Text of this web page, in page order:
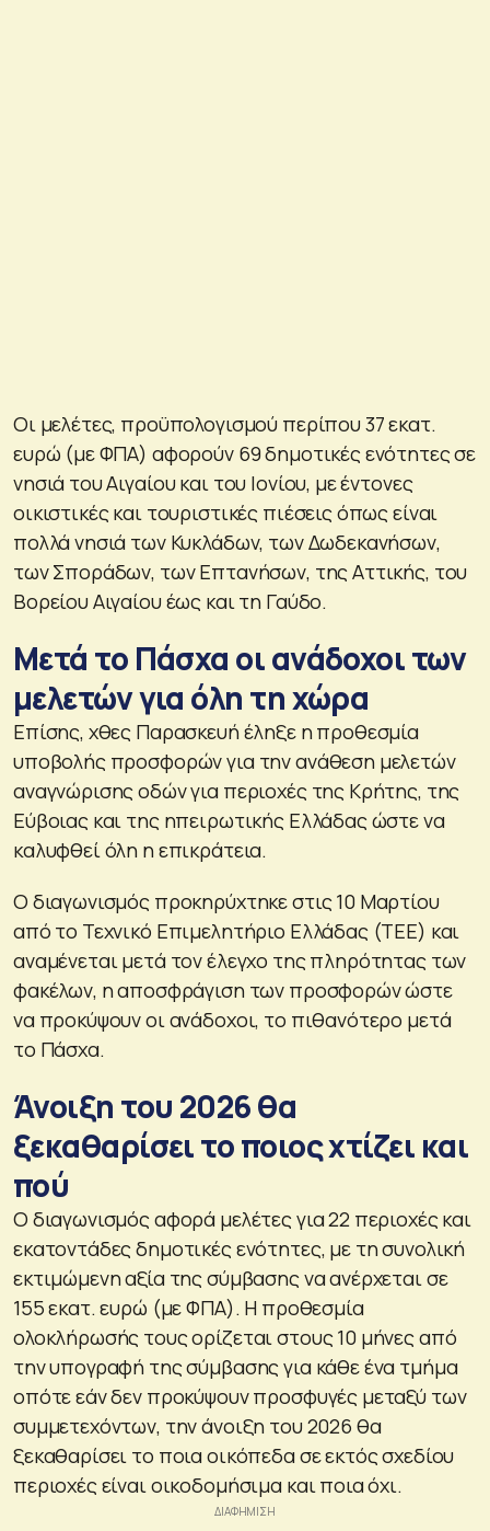
Οι μελέτες, προϋπολογισμού περίπου 37 εκατ.
ευρώ (με ΦΠΑ) αφορούν 69 δημοτικές ενότητες σε
νησιά του Αιγαίου και του Ιονίου, με έντονες
οικιστικές και τουριστικές πιέσεις όπως είναι
πολλά νησιά των Κυκλάδων, των Δωδεκανήσων,
των Σποράδων, των Επτανήσων, της Αττικής, του
Βορείου Αιγαίου έως και τη Γαύδο.
Μετά το Πάσχα οι ανάδοχοι των
μελετών για όλη τη χώρα
Επίσης, χθες Παρασκευή έληξε η προθεσμία
υποβολής προσφορών για την ανάθεση μελετών
αναγνώρισης οδών για περιοχές της Κρήτης, της
Εύβοιας και της ηπειρωτικής Ελλάδας ώστε να
καλυφθεί όλη η επικράτεια.
Ο διαγωνισμός προκηρύχτηκε στις 10 Μαρτίου
από το Τεχνικό Επιμελητήριο Ελλάδας (ΤΕΕ) και
αναμένεται μετά τον έλεγχο της πληρότητας των
φακέλων, η αποσφράγιση των προσφορών ώστε
να προκύψουν οι ανάδοχοι, το πιθανότερο μετά
το Πάσχα.
Άνοιξη του 2026 θα
ξεκαθαρίσει το ποιος χτίζει και
πού
Ο διαγωνισμός αφορά μελέτες για 22 περιοχές και
εκατοντάδες δημοτικές ενότητες, με τη συνολική
εκτιμώμενη αξία της σύμβασης να ανέρχεται σε
155 εκατ. ευρώ (με ΦΠΑ). Η προθεσμία
ολοκλήρωσής τους ορίζεται στους 10 μήνες από
την υπογραφή της σύμβασης για κάθε ένα τμήμα
οπότε εάν δεν προκύψουν προσφυγές μεταξύ των
συμμετεχόντων, την άνοιξη του 2026 θα
ξεκαθαρίσει το ποια οικόπεδα σε εκτός σχεδίου
περιοχές είναι οικοδομήσιμα και ποια όχι.